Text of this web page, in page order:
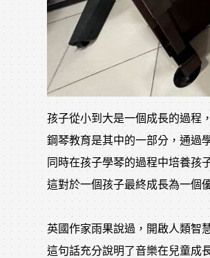
孩子從小到大是一個成長的過程
鋼琴教育是其中的一部分，通過
同時在孩子學琴的過程中培養孩
這對於一個孩子最終成長為一個
英國作家雨果說過，開啟人類智
這句話充分說明了音樂在兒童成